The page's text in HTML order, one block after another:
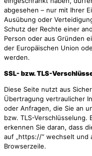
abgesehen – nur mit Ihrer
Ausübung oder
Schutz der Rechte einer
Person oder aus Gründen
der Europäischen Union
werden.
SSL- bzw. TLS-
Diese Seite nutzt aus
Übertragung vertraulicher
oder Anfragen, die Sie an
bzw. TLS-Verschlüsselung.
erkennen Sie daran, dass
auf „https://“ wechselt und
Browserzeile.